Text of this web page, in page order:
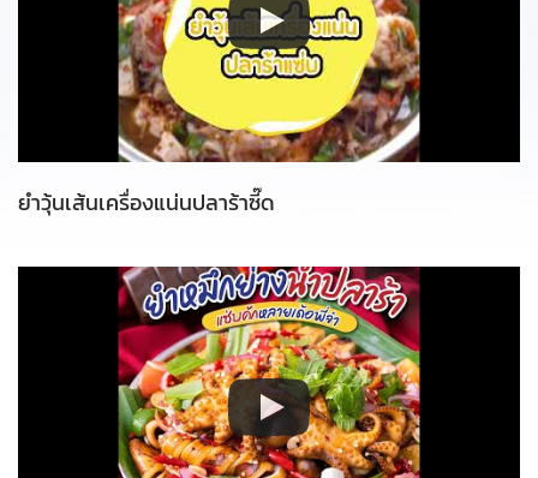
ยำวุ้นเส้นเครื่องแน่นปลาร้าซี๊ด